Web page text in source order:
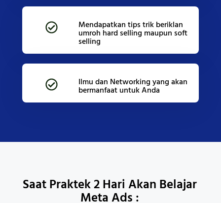
Mendapatkan tips trik beriklan
umroh hard selling maupun soft
selling
Ilmu dan Networking yang akan
bermanfaat untuk Anda
Saat Praktek 2 Hari Akan Belajar
Meta Ads :